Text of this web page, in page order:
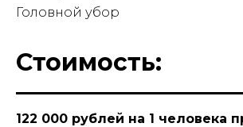
Головной убор
Стоимость:
122 000 рублей на 1 человека